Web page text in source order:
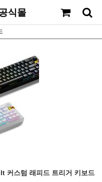
식몰
커스텀 래피드 트리거 키보드